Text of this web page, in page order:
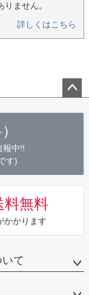
ません。
詳しくはこちら
報中!!
す)
料無料
かかります
て